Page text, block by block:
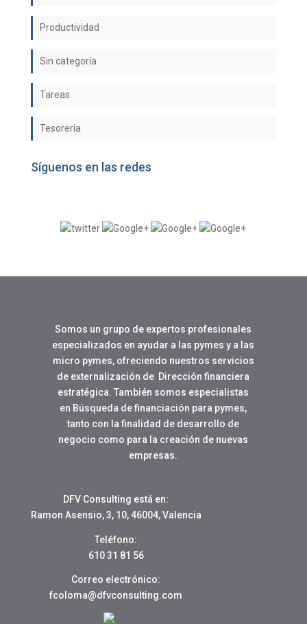
Productividad
Sin categoría
Tareas
Tesoreria
Síguenos en las redes
Somos un grupo de expertos profesionales
especializados en ayudar a las pymes y a las
micro pymes, ofreciendo nuestros servicios
de externalización de Dirección financiera
estratégica. También somos especialistas
en Búsqueda de financiación para pymes,
tanto con la finalidad de desarrollo de
negocio como para la creación de nuevas
empresas.
DFV Consulting está en:
Ramon Asensio, 3, 10, 46004, Valencia
Teléfono:
610 31 81 56
Correo electrónico:
fcoloma@dfvconsulting.com